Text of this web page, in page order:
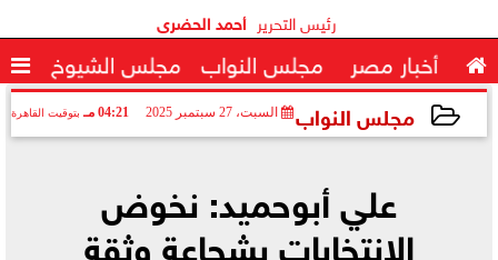
رئيس التحرير أحمد الحضرى
 أخبار مصر مجلس النواب مجلس الشيوخ 
مجلس النواب السبت، 27 سبتمبر 2025 04:21 مـ بتوقيت القاهرة
علي أبوحميد: نخوض
الانتخابات بشجاعة وثقة